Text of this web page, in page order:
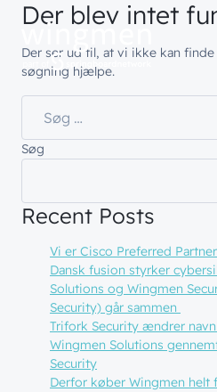
Der blev intet
Der ser ud til, at vi ikke kan finde
søgning hjælpe.
Søg
Recent Posts
Vi er Cisco Preferred
Dansk fusion styrker
Solutions og Wingmen
Security) går sammen
Trifork Security ændrer
Wingmen Solutions
Security
Derfor køber Wingmen helt